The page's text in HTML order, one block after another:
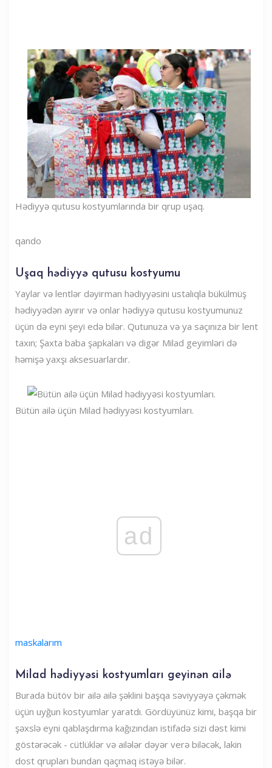
Hədiyyə qutusu kostyumlarında bir qrup uşaq.
qando
Uşaq hədiyyə qutusu kostyumu
Yaylar və lentlər dəyirman hədiyyəsini ustalıqla bükülmüş
hədiyyədən ayırır və onlar hədiyyə qutusu kostyumunuz
üçün də eyni şeyi edə bilər. Qutunuza və ya saçınıza bir lent
taxın; Şaxta baba şapkaları və digər Milad geyimləri də
həmişə yaxşı aksesuarlardır.
Bütün ailə üçün Milad hədiyyəsi kostyumları.
ad
maskalarım
Milad hədiyyəsi kostyumları geyinən ailə
Burada bütöv bir ailə ailə şəklini başqa səviyyəyə çəkmək
üçün uyğun kostyumlar yaratdı. Gördüyünüz kimi, başqa bir
şəxslə eyni qablaşdırma kağızından istifadə sizi dəst kimi
göstərəcək - cütlüklər və ailələr dəyər verə biləcək, lakin
dost qrupları bundan qaçmaq istəyə bilər.